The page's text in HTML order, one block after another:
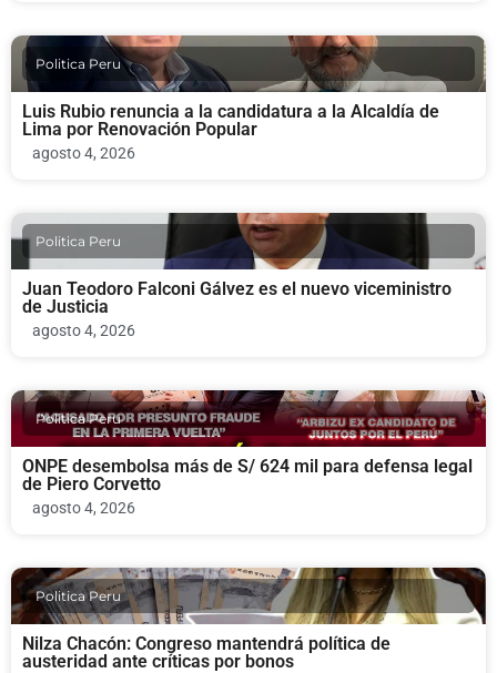
Politica Peru
Luis Rubio renuncia a la candidatura a la Alcaldía de
Lima por Renovación Popular
agosto 4, 2026
Politica Peru
Juan Teodoro Falconi Gálvez es el nuevo viceministro
de Justicia
agosto 4, 2026
Politica Peru
ONPE desembolsa más de S/ 624 mil para defensa legal
de Piero Corvetto
agosto 4, 2026
Politica Peru
Nilza Chacón: Congreso mantendrá política de
austeridad ante críticas por bonos